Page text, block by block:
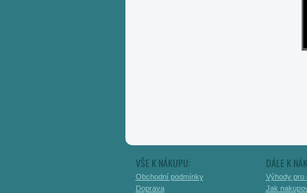
VŠE K NÁKUPU:
Obchodní podmínky
Doprava
DÁLE K
Výhody pro
Jak